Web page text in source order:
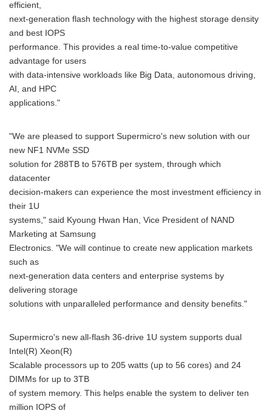
efficient,
next-generation flash technology with the highest storage density
and best IOPS
performance. This provides a real time-to-value competitive
advantage for users
with data-intensive workloads like Big Data, autonomous driving,
AI, and HPC
applications."
"We are pleased to support Supermicro's new solution with our
new NF1 NVMe SSD
solution for 288TB to 576TB per system, through which
datacenter
decision-makers can experience the most investment efficiency in
their 1U
systems," said Kyoung Hwan Han, Vice President of NAND
Marketing at Samsung
Electronics. "We will continue to create new application markets
such as
next-generation data centers and enterprise systems by
delivering storage
solutions with unparalleled performance and density benefits."
Supermicro's new all-flash 36-drive 1U system supports dual
Intel(R) Xeon(R)
Scalable processors up to 205 watts (up to 56 cores) and 24
DIMMs for up to 3TB
of system memory. This helps enable the system to deliver ten
million IOPS of